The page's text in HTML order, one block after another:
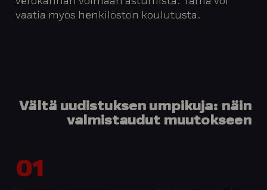
vaatia myös henkilöstön koulutusta.
Vältä uudistuksen umpikuja: näin
valmistaudut muutokseen
01